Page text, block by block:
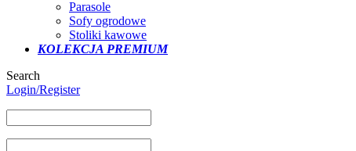
Parasole
Sofy ogrodowe
Stoliki kawowe
KOLEKCJA PREMIUM
Search
Login/Register